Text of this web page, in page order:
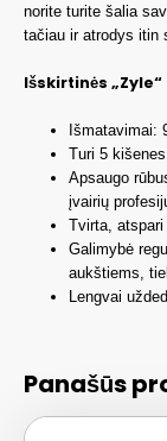
norite turite šalia
tačiau ir atrodys itin
Išskirtinės „Zyle“
Išmatavimai:
Turi 5
Apsaugo
įvairių
Tvirta,
Galimybė
aukštiems,
Lengvai
Panašūs